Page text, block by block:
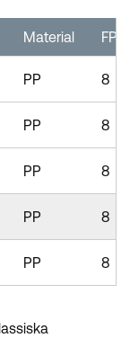
Material FP
PP 8
PP 8
PP 8
PP 8
PP 8